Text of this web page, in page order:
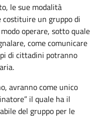
le sue modalità
costituire un gruppo di
operare, sotto quale
come comunicare
di cittadini potranno
avranno come unico
il quale ha il
del gruppo per le